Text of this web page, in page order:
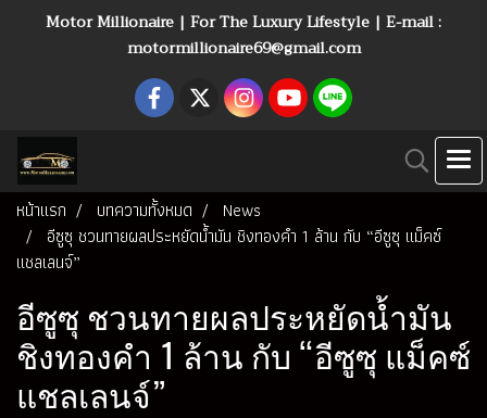
Motor Millionaire | For The Luxury Lifestyle | E-mail :
motormillionaire69@gmail.com
หน้าแรก บทความทั้งหมด
News
อีซูซุ ชวนทายผลประหยัดน้ำมัน ชิงทองคำ 1 ล้าน กับ “อีซูซุ แม็คซ์
แชลเลนจ์”
อีซูซุ ชวนทายผลประหยัดน้ำมัน
ชิงทองคำ 1 ล้าน กับ “อีซูซุ แม็คซ์
แชลเลนจ์”